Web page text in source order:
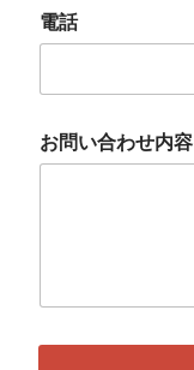
電話
お問い合わせ内容